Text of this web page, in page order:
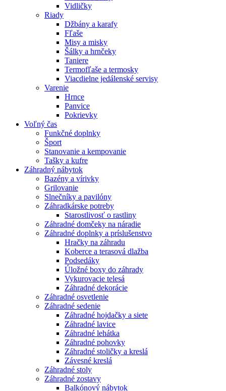
Vidličky
Riady
Džbány a karafy
Fľaše
Misy a misky
Šálky a hrnčeky
Taniere
Termofľaše a termosky
Viacdielne jedálenské servisy
Varenie
Hrnce
Panvice
Pokrievky
Voľný čas
Funkčné doplnky
Šport
Stanovanie a kempovanie
Tašky a kufre
Záhradný nábytok
Bazény a vírivky
Grilovanie
Slnečníky a pavilóny
Záhradkárske potreby
Starostlivosť o rastliny
Záhradné domčeky na náradie
Záhradné doplnky a príslušenstvo
Hračky na záhradu
Koberce a terasová dlažba
Podsedáky
Úložné boxy do záhrady
Vykurovacie telesá
Záhradné dekorácie
Záhradné osvetlenie
Záhradné sedenie
Záhradné hojdačky a siete
Záhradné lavice
Záhradné lehátka
Záhradné pohovky
Záhradné stoličky a kreslá
Závesné kreslá
Záhradné stoly
Záhradné zostavy
Balkónový nábytok